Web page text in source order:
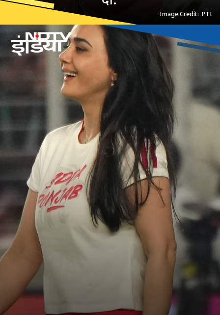
Image Credit: PTI